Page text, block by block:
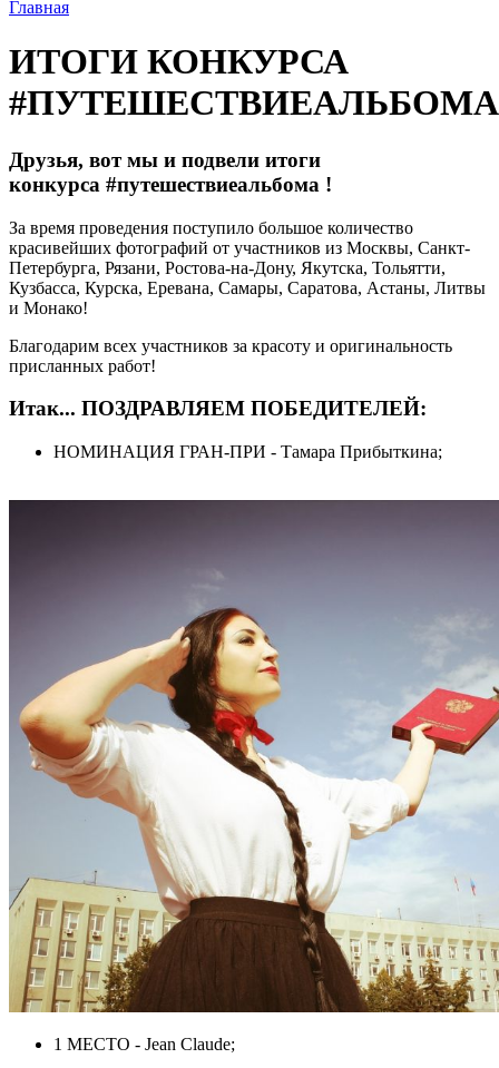
Главная
ИТОГИ КОНКУРСА
#ПУТЕШЕСТВИЕАЛЬБОМА
Друзья, вот мы и подвели итоги
конкурса #путешествиеальбома !
За время проведения поступило большое количество
красивейших фотографий от участников из Москвы, Санкт-
Петербурга, Рязани, Ростова-на-Дону, Якутска, Тольятти,
Кузбасса, Курска, Еревана, Самары, Саратова, Астаны, Литвы
и Монако!
Благодарим всех участников за красоту и оригинальность
присланных работ!
Итак... ПОЗДРАВЛЯЕМ ПОБЕДИТЕЛЕЙ:
НОМИНАЦИЯ ГРАН-ПРИ - Тамара Прибыткина;
1 МЕСТО - Jean Claude;